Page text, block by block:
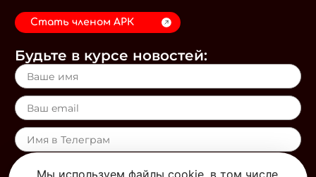
Стать членом АРК
Будьте в курсе новостей:
Я даю согласие на получение информационных материалов
Мы используем файлы cookie, в том числе